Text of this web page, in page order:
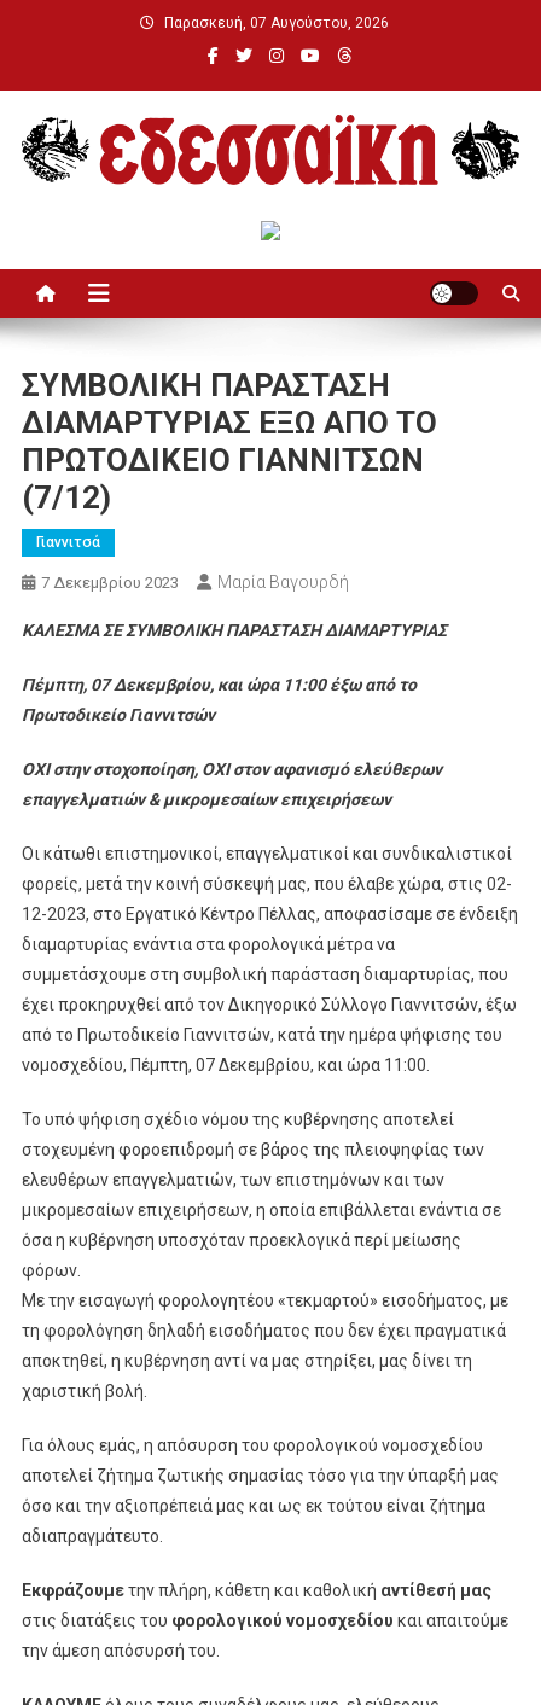
Παρασκευή, 07 Αυγούστου, 2026
ΣΥΜΒΟΛΙΚΗ ΠΑΡΑΣΤΑΣΗ
ΔΙΑΜΑΡΤΥΡΙΑΣ ΕΞΩ ΑΠΟ ΤΟ
ΠΡΩΤΟΔΙΚΕΙΟ ΓΙΑΝΝΙΤΣΩΝ
(7/12)
Γιαννιτσά
7 Δεκεμβρίου 2023 Μαρία Βαγουρδή
ΚΑΛΕΣΜΑ ΣΕ ΣΥΜΒΟΛΙΚΗ ΠΑΡΑΣΤΑΣΗ ΔΙΑΜΑΡΤΥΡΙΑΣ
Πέμπτη, 07 Δεκεμβρίου, και ώρα 11:00 έξω από το
Πρωτοδικείο Γιαννιτσών
ΟΧΙ στην στοχοποίηση, ΟΧΙ στον αφανισμό ελεύθερων
επαγγελματιών & μικρομεσαίων επιχειρήσεων
Οι κάτωθι επιστημονικοί, επαγγελματικοί και συνδικαλιστικοί
φορείς, μετά την κοινή σύσκεψή μας, που έλαβε χώρα, στις 02-
12-2023, στο Εργατικό Κέντρο Πέλλας, αποφασίσαμε σε ένδειξη
διαμαρτυρίας ενάντια στα φορολογικά μέτρα να
συμμετάσχουμε στη συμβολική παράσταση διαμαρτυρίας, που
έχει προκηρυχθεί από τον Δικηγορικό Σύλλογο Γιαννιτσών, έξω
από το Πρωτοδικείο Γιαννιτσών, κατά την ημέρα ψήφισης του
νομοσχεδίου, Πέμπτη, 07 Δεκεμβρίου, και ώρα 11:00.
Το υπό ψήφιση σχέδιο νόμου της κυβέρνησης αποτελεί
στοχευμένη φοροεπιδρομή σε βάρος της πλειοψηφίας των
ελευθέρων επαγγελματιών, των επιστημόνων και των
μικρομεσαίων επιχειρήσεων, η οποία επιβάλλεται ενάντια σε
όσα η κυβέρνηση υποσχόταν προεκλογικά περί μείωσης
φόρων.
Με την εισαγωγή φορολογητέου «τεκμαρτού» εισοδήματος, με
τη φορολόγηση δηλαδή εισοδήματος που δεν έχει πραγματικά
αποκτηθεί, η κυβέρνηση αντί να μας στηρίξει, μας δίνει τη
χαριστική βολή.
Για όλους εμάς, η απόσυρση του φορολογικού νομοσχεδίου
αποτελεί ζήτημα ζωτικής σημασίας τόσο για την ύπαρξή μας
όσο και την αξιοπρέπειά μας και ως εκ τούτου είναι ζήτημα
αδιαπραγμάτευτο.
Εκφράζουμετην πλήρη, κάθετη και καθολική αντίθεσή μας
στις διατάξεις του φορολογικού νομοσχεδίου και απαιτούμε
την άμεση απόσυρσή του.